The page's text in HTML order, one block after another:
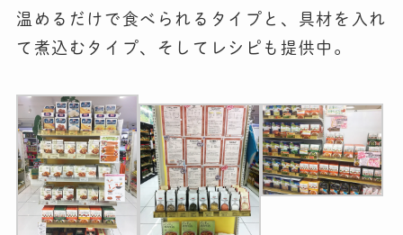
温めるだけで食べられるタイプと、具材を入れ
て煮込むタイプ、そしてレシピも提供中。